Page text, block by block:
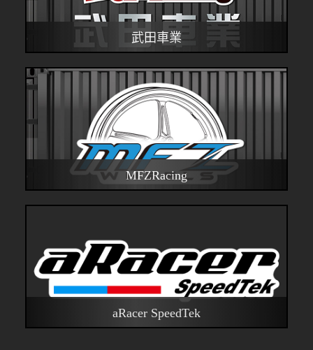
武田車業
品牌連結
MFZRacing
品牌連結
aRacer SpeedTek